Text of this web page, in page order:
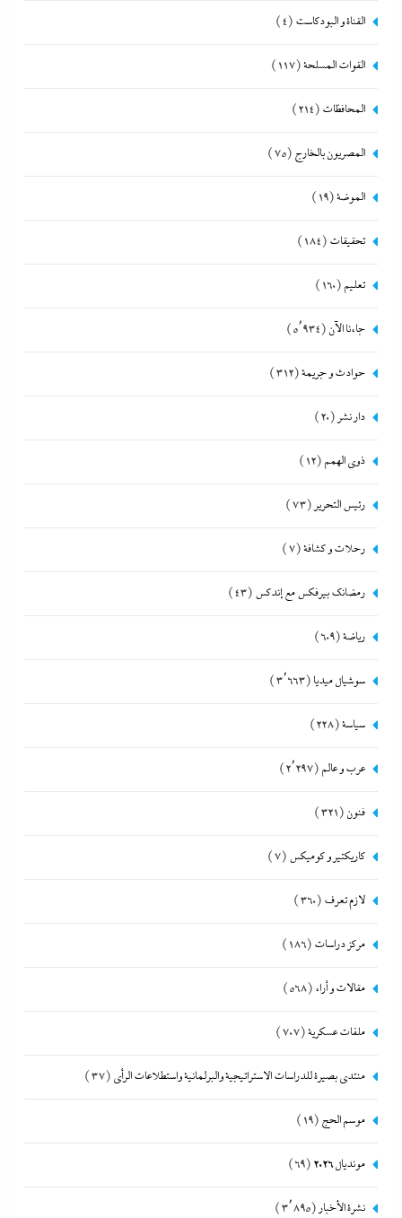
القناة و البودكاست (4)
القوات المسلحة(117)
المحافظات (214)
المصريون بالخارج (75)
الموضة(19)
تحقيقات (184)
تعليم (160)
جاءنا الآن (5٬934)
حوادث و جريمة(312)
دار نشر (20)
ذوى الهمم (12)
رئيس التحرير (73)
رحلات و كشافة(7)
رمضانك بيرفكس مع إندكس (43)
رياضة(609)
سوشيال ميديا (3٬663)
سياسة(228)
عرب و عالم (2٬297)
فنون (321)
كاريكتير و كوميكس (7)
لازم تعرف (360)
مركز دراسات (186)
مقالات و أراء (568)
ملفات عسكرية(707)
منتدى بصيرة للدراسات الاستراتيجية والبرلمانية واستطلاعات الرأى (37)
موسم الحج (19)
مونديال 2026 (69)
نشرة الأخبار (3٬895)